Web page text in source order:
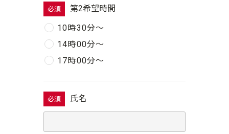
必須
第2希望時間
10時30分〜
14時00分〜
17時00分〜
必須 氏名